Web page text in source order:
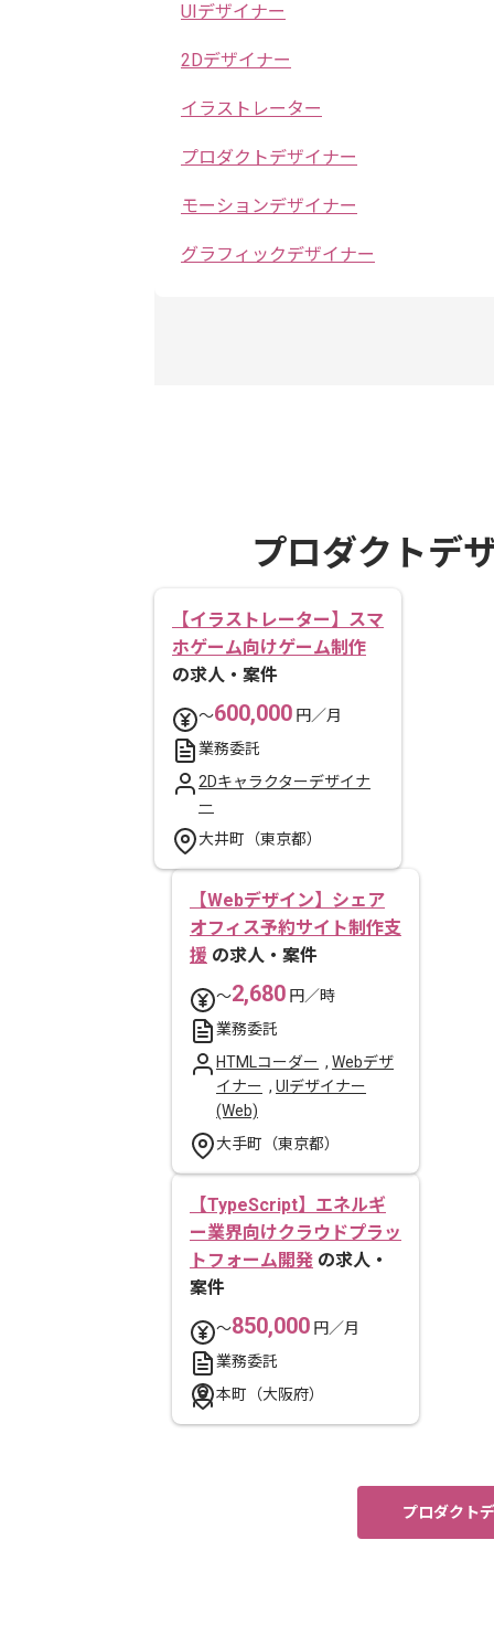
UIデザイナー
2Dデザイナー
イラストレーター
プロダクトデザイナー
モーションデザイナー
グラフィックデザイナー
プロダクトデ
【イラストレーター】スマ
ホゲーム向けゲーム制作
の求人・案件
〜600,000 円／月
業務委託
2Dキャラクターデザイナ
ー
大井町（東京都）
【Webデザイン】シェア
オフィス予約サイト制作支
援 の求人・案件
〜2,680 円／時
業務委託
HTMLコーダー , Webデザ
イナー , UIデザイナー
(Web)
大手町（東京都）
【TypeScript】エネルギ
ー業界向けクラウドプラッ
トフォーム開発 の求人・
案件
〜850,000 円／月
業務委託
本町（大阪府）
プロダクト